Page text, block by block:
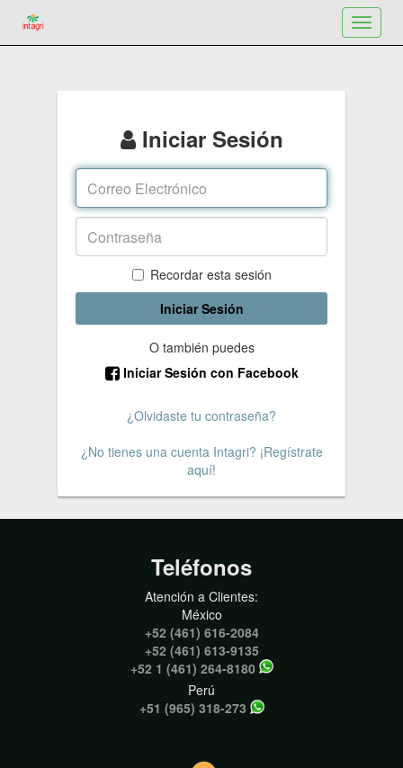
Toggle
Iniciar Sesión
Recordar esta sesión
Iniciar Sesión
O también puedes
Iniciar Sesión con Facebook
¿Olvidaste tu contraseña?
¿No tienes una cuenta Intagri? ¡Regístrate
aquí!
Teléfonos
Atención a Clientes:
México
+52 (461) 616-2084
+52 (461) 613-9135
+52 1 (461) 264-8180
Perú
+51 (965) 318-273